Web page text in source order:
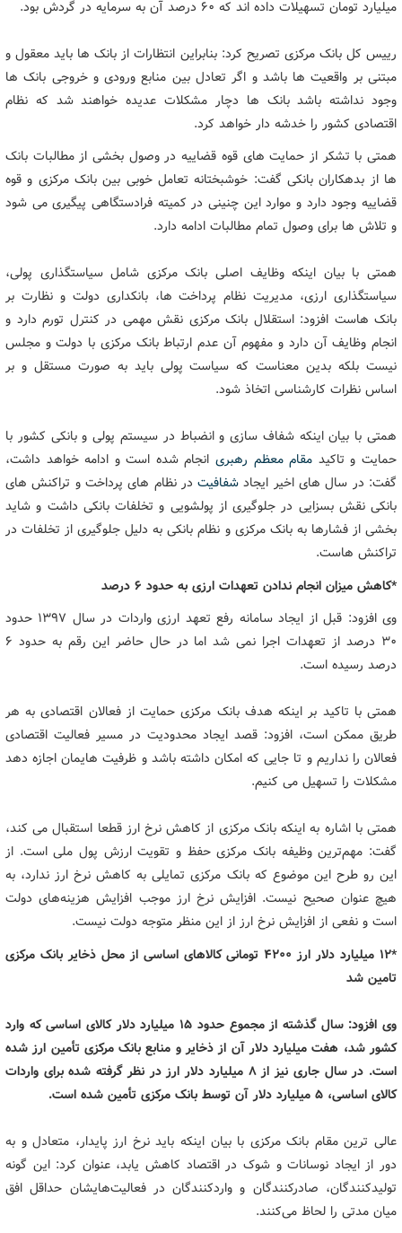
میلیارد تومان تسهیلات داده اند که ۶۰ درصد آن به سرمایه در گردش بود.
رییس کل بانک مرکزی تصریح کرد: بنابراین انتظارات از بانک ها باید معقول و
مبتنی بر واقعیت ها باشد و اگر تعادل بین منابع ورودی و خروجی بانک ها
وجود نداشته باشد بانک ها دچار مشکلات عدیده خواهند شد که نظام
اقتصادی کشور را خدشه دار خواهد کرد.
همتی با تشکر از حمایت های قوه قضاییه در وصول بخشی از مطالبات بانک
ها از بدهکاران بانکی گفت: خوشبختانه تعامل خوبی بین بانک مرکزی و قوه
قضاییه وجود دارد و موارد این چنینی در کمیته فرادستگاهی پیگیری می شود
و تلاش ها برای وصول تمام مطالبات ادامه دارد.
همتی با بیان اینکه وظایف اصلی بانک مرکزی شامل سیاستگذاری پولی،
سیاستگذاری ارزی، مدیریت نظام پرداخت ها، بانکداری دولت و نظارت بر
بانک هاست افزود: استقلال بانک مرکزی نقش مهمی در کنترل تورم دارد و
انجام وظایف آن دارد و مفهوم آن عدم ارتباط بانک مرکزی با دولت و مجلس
نیست بلکه بدین معناست که سیاست پولی باید به صورت مستقل و بر
اساس نظرات کارشناسی اتخاذ شود.
همتی با بیان اینکه شفاف سازی و انضباط در سیستم پولی و بانکی کشور با
حمایت و تاکید مقام معظم رهبریانجام شده است و ادامه خواهد داشت،
گفت: در سال های اخیر ایجاد شفافیتدر نظام های پرداخت و تراکنش های
بانکی نقش بسزایی در جلوگیری از پولشویی و تخلفات بانکی داشت و شاید
بخشی از فشارها به بانک مرکزی و نظام بانکی به دلیل جلوگیری از تخلفات در
تراکنش هاست.
*کاهش میزان انجام ندادن تعهدات ارزی به حدود 6 درصد
وی افزود: قبل از ایجاد سامانه رفع تعهد ارزی واردات در سال 1397 حدود
30 درصد از تعهدات اجرا نمی شد اما در حال حاضر این رقم به حدود ۶
درصد رسیده است.
همتی با تاکید بر اینکه هدف بانک مرکزی حمایت از فعالان اقتصادی به هر
طریق ممکن است، افزود: قصد ایجاد محدودیت در مسیر فعالیت اقتصادی
فعالان را نداریم و تا جایی که امکان داشته باشد و ظرفیت هایمان اجازه دهد
مشکلات را تسهیل می کنیم.
همتی با اشاره به اینکه بانک مرکزی از کاهش نرخ ارز قطعا استقبال می کند،
گفت: مهم‌ترین وظیفه بانک مرکزی حفظ و تقویت ارزش پول ملی است. از
این رو طرح این موضوع که بانک مرکزی تمایلی به کاهش نرخ ارز ندارد، به
هیچ عنوان صحیح نیست. افزایش نرخ ارز موجب افزایش هزینه‌های دولت
است و نفعی از افزایش نرخ ارز از این منظر متوجه دولت نیست.
*12 میلیارد دلار ارز 4200 تومانی کالاهای اساسی از محل ذخایر بانک مرکزی
تامین شد
وی افزود: سال گذشته از مجموع حدود 15 میلیارد دلار کالای اساسی که وارد
کشور شد، هفت میلیارد دلار آن از ذخایر و منابع بانک مرکزی تأمین ارز شده
است. در سال جاری نیز از ۸ میلیارد دلار ارز در نظر گرفته شده برای واردات
کالای اساسی، ۵ میلیارد دلار آن توسط بانک مرکزی تأمین شده است.
عالی ترین مقام بانک مرکزی با بیان اینکه باید نرخ ارز پایدار، متعادل و به
دور از ایجاد نوسانات و شوک در اقتصاد کاهش یابد، عنوان کرد: این گونه
تولیدکنندگان، صادرکنندگان و واردکنندگان در فعالیت‌هایشان حداقل افق
میان مدتی را لحاظ می‌کنند.